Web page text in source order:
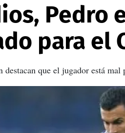
Pedro
para el
que el jugador está